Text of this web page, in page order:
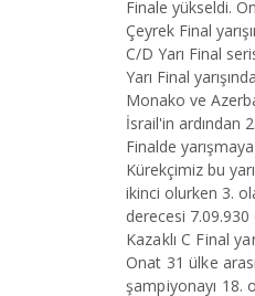
Finale yükseldi.
Çeyrek Final
C/D Yarı Final
Yarı Final
Monako ve
İsrail'in ardından
Finalde
Kürekçimiz bu
ikinci olurken 3.
derecesi 7.09.930
Kazaklı C Final
Onat 31 ülke
şampiyonayı 18.